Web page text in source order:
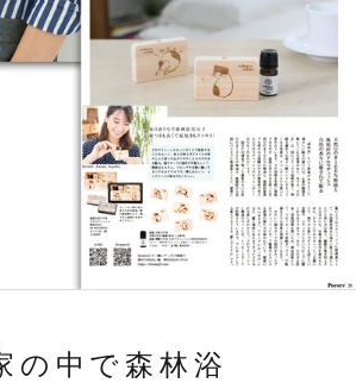
の中で森林浴